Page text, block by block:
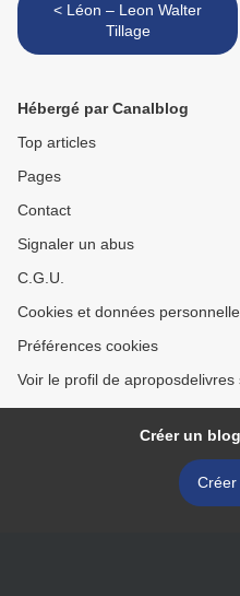
< Léon – Leon Walter
Tillage
Hébergé par Canalblog
Top articles
Pages
Contact
Signaler un abus
C.G.U.
Cookies et données
Préférences cookies
Voir le profil de
Créer un
Créer